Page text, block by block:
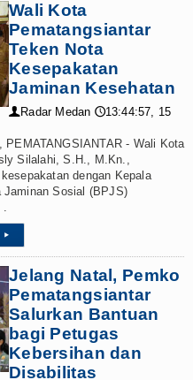
Wali Kota
Pematangsiantar
Teken Nota
Kesepakatan
Jaminan Kesehatan
👤 Radar Medan 🕔13:44:57, 15
PEMATANGSIANTAR - Wali Kota
Silalahi, S.H., M.Kn.,
dengan Kepala
Jaminan Sosial (BPJS)
.
▸
Jelang Natal, Pemko
Pematangsiantar
Salurkan Bantuan
bagi Petugas
Kebersihan dan
Disabilitas